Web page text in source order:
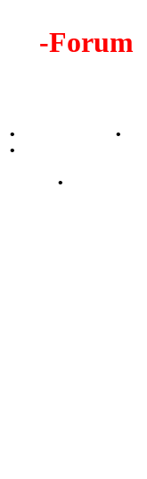
-Forum
•
•
•
•